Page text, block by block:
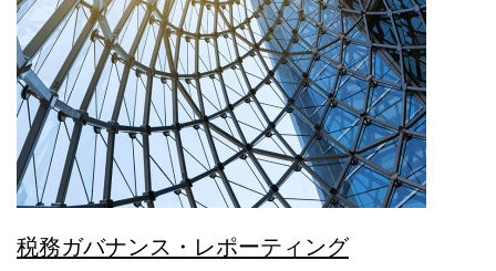
税務ガバナンス・レポーティング